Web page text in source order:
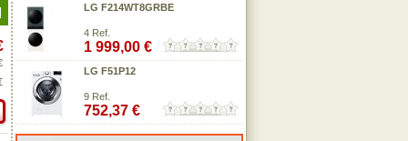
LG F214WT8GRBE
4 Ref.
1 999,00 €
LG F51P12
9 Ref.
752,37 €